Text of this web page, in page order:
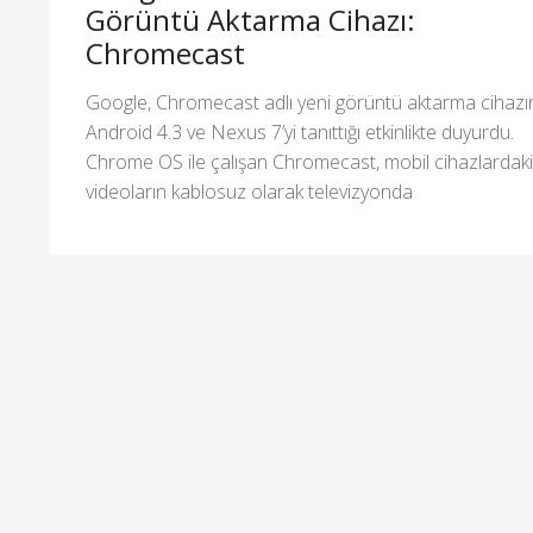
Görüntü Aktarma Cihazı:
Chromecast
Google, Chromecast adlı yeni görüntü aktarma
Android 4.3 ve Nexus 7’yi tanıttığı etkinlikte duyurdu.
Chrome OS ile çalışan Chromecast, mobil cihazlardaki
videoların kablosuz olarak televizyonda